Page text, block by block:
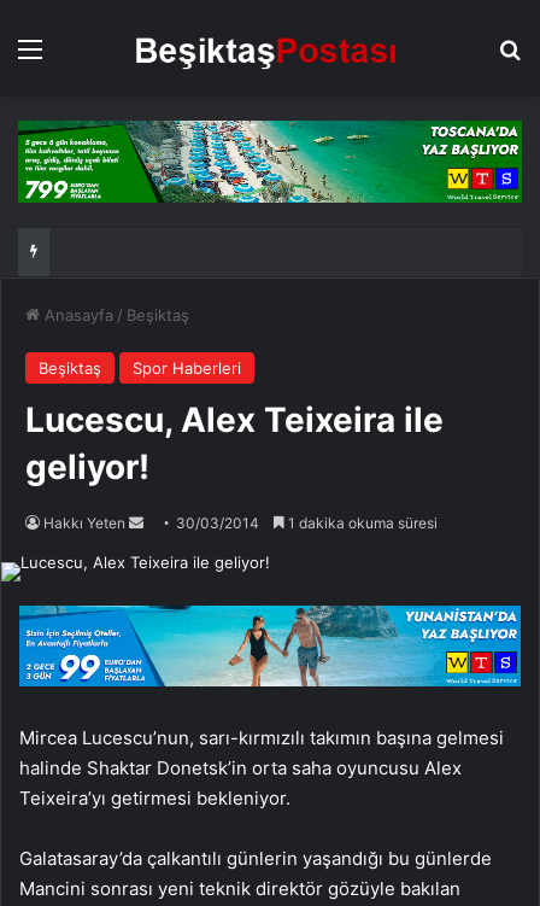
Menü
Anasayfa / Beşiktaş
Beşiktaş Spor Haberleri
Lucescu, Alex Teixeira ile
geliyor!
Hakkı Yeten
Bir
göndermek
30/03/2014 1 dakika okuma süresi
Mircea Lucescu’nun, sarı-kırmızılı takımın başına gelmesi
halinde Shaktar Donetsk’in orta saha oyuncusu Alex
Teixeira’yı getirmesi bekleniyor.
Galatasaray’da çalkantılı günlerin yaşandığı bu günlerde
Mancini sonrası yeni teknik direktör gözüyle bakılan